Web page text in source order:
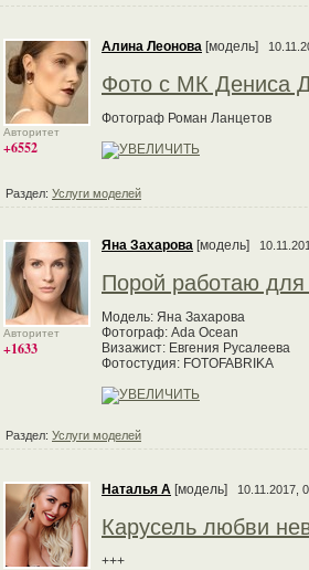
Авторитет
+6552
Алина Леонова [модель]
Фото с МК Дениса
Фотограф Роман Ланцетов
Раздел: Услуги моделей
Авторитет
+1633
Яна Захарова [модель]
Порой работаю для
Модель: Яна Захарова
Фотограф: Ada Ocean
Визажист: Евгения Русалеева
Фотостудия: FOTOFABRIKA
Раздел: Услуги моделей
Наталья А [модель] 10.11.2017,
Карусель любви
+++